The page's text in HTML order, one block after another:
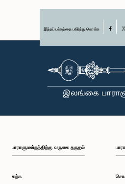
இந்தப் பக்கத்தை பகிர்ந்து கொள்க
பாராளுமன்றத்திற்கு வருகை தருதல்
கற்க